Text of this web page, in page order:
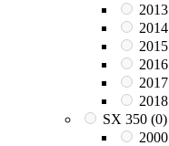
2013
2014
2015
2016
2017
2018
SX 350 (0)
2000